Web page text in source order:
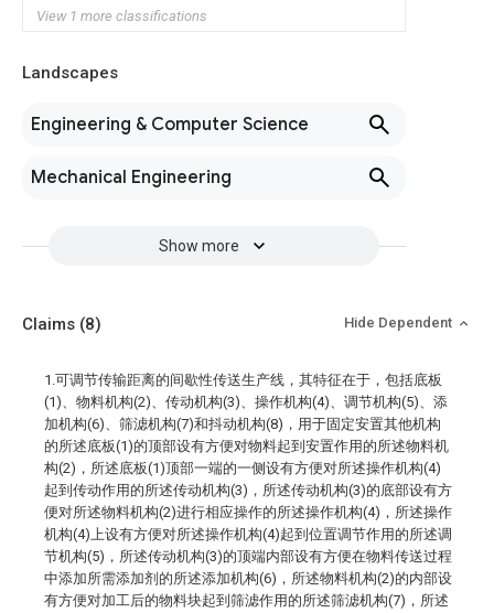
View 1 more classifications
Landscapes
Engineering & Computer Science
Mechanical Engineering
Show more
Claims (8) Hide Dependent
1.可调节传输距离的间歇性传送生产线，其特征在于，包括底板
(1)、物料机构(2)、传动机构(3)、操作机构(4)、调节机构(5)、添
加机构(6)、筛滤机构(7)和抖动机构(8)，用于固定安置其他机构
的所述底板(1)的顶部设有方便对物料起到安置作用的所述物料机
构(2)，所述底板(1)顶部一端的一侧设有方便对所述操作机构(4)
起到传动作用的所述传动机构(3)，所述传动机构(3)的底部设有方
便对所述物料机构(2)进行相应操作的所述操作机构(4)，所述操作
机构(4)上设有方便对所述操作机构(4)起到位置调节作用的所述调
节机构(5)，所述传动机构(3)的顶端内部设有方便在物料传送过程
中添加所需添加剂的所述添加机构(6)，所述物料机构(2)的内部设
有方便对加工后的物料块起到筛滤作用的所述筛滤机构(7)，所述